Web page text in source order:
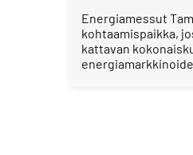
Energiamessut
kohtaamispaikka,
kattavan